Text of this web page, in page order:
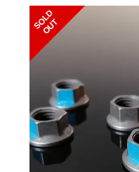
帯:
S
O
L
D
O
U
T